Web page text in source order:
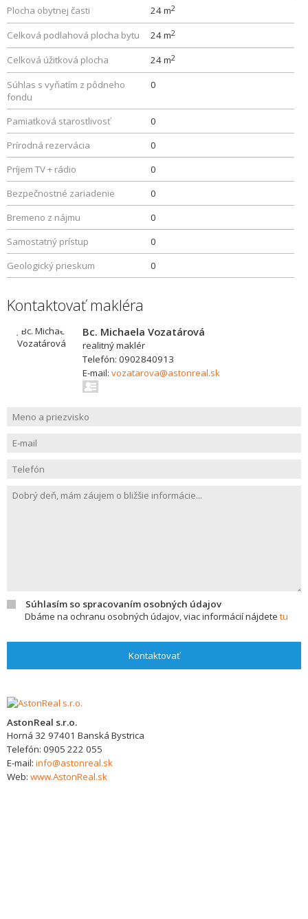
Plocha obytnej časti
24 m2
Celková podlahová plocha bytu 24 m2
Celková úžitková plocha 24 m2
Súhlas s vyňatím z pôdneho
fondu
0
Pamiatková starostlivosť
0
Prírodná rezervácia
0
Príjem TV + rádio
0
Bezpečnostné zariadenie
0
Bremeno z nájmu
0
Samostatný prístup
0
Geologický prieskum
0
Kontaktovať makléra
Bc. Michaela Vozatárová
realitný maklér
Telefón: 0902840913
E-mail: vozatarova@astonreal.sk
Súhlasím so spracovaním osobných údajov
Dbáme na ochranu osobných údajov, viac informácií nájdete tu
Kontaktovať
AstonReal s.r.o.
Horná 32 97401 Banská Bystrica
Telefón: 0905 222 055
E-mail: info@astonreal.sk
Web: www.AstonReal.sk